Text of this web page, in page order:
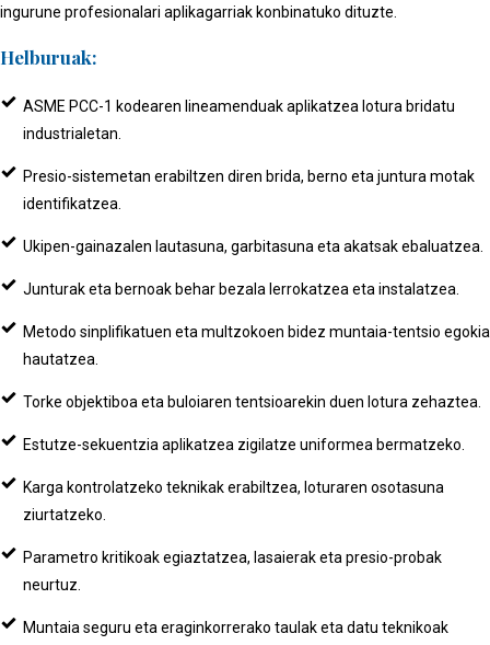
ingurune profesionalari aplikagarriak konbinatuko dituzte.
Helburuak:
ASME PCC-1 kodearen lineamenduak aplikatzea lotura bridatu
industrialetan.
Presio-sistemetan erabiltzen diren brida, berno eta juntura motak
identifikatzea.
Ukipen-gainazalen lautasuna, garbitasuna eta akatsak ebaluatzea.
Junturak eta bernoak behar bezala lerrokatzea eta instalatzea.
Metodo sinplifikatuen eta multzokoen bidez muntaia-tentsio egokia
hautatzea.
Torke objektiboa eta buloiaren tentsioarekin duen lotura zehaztea.
Estutze-sekuentzia aplikatzea zigilatze uniformea bermatzeko.
Karga kontrolatzeko teknikak erabiltzea, loturaren osotasuna
ziurtatzeko.
Parametro kritikoak egiaztatzea, lasaierak eta presio-probak
neurtuz.
Muntaia seguru eta eraginkorrerako taulak eta datu teknikoak